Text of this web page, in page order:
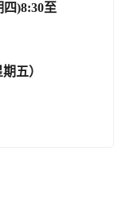
四)8:30至
五）